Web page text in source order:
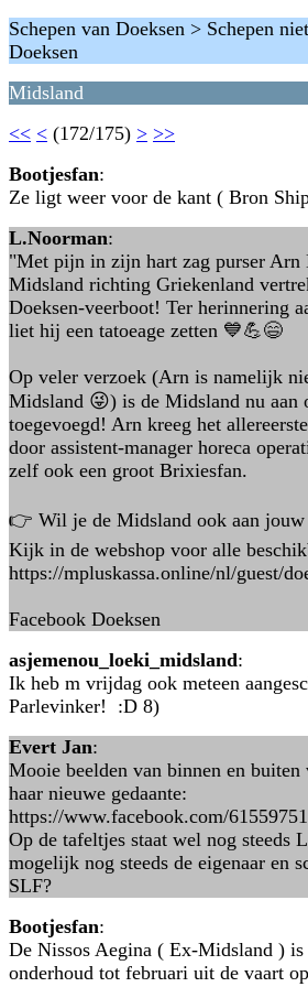
Schepen van Doeksen > Schepen
Doeksen
Midsland
<< < (172/175) > >>
Bootjesfan:
Ze ligt weer voor de kant ( Bron
L.Noorman:
"Met pijn in zijn hart zag purser Arn
Midsland richting Griekenland
Doeksen-veerboot! Ter herinnering
liet hij een tatoeage zetten 💙💪😄
Op veler verzoek (Arn is namelijk
Midsland 😜) is de Midsland nu aan
toegevoegd! Arn kreeg het
door assistent-manager horeca
zelf ook een groot Brixiesfan.
👉 Wil je de Midsland ook aan jouw
Kijk in de webshop voor alle
https://mpluskassa.online/nl/guest/
Facebook Doeksen
asjemenou_loeki_midsland:
Ik heb m vrijdag ook meteen
Parlevinker! :D 8)
Evert Jan:
Mooie beelden van binnen en buiten
haar nieuwe gedaante:
https://www.facebook.com/
Op de tafeltjes staat wel nog steeds
mogelijk nog steeds de eigenaar en
SLF?
Bootjesfan:
De Nissos Aegina ( Ex-Midsland ) is
onderhoud tot februari uit de vaart